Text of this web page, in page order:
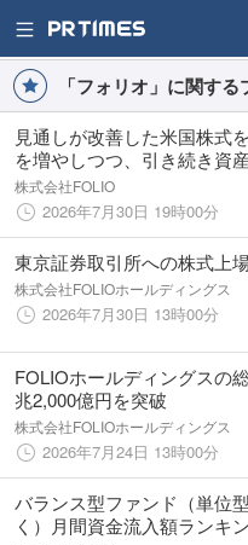
「フォリオ」に関す
見通しが改善した米国株式
を増やしつつ、引き続き資
た配分に
株式会社FOLIO
2026年7月30日 19時00分
東京証券取引所への株式上
株式会社FOLIOホールディングス
2026年7月30日 13時00分
FOLIOホールディングスの
兆2,000億円を突破
株式会社FOLIOホールディングス
2026年7月24日 13時00分
バランス型ファンド（単位
く）月間資金流入額ランキ